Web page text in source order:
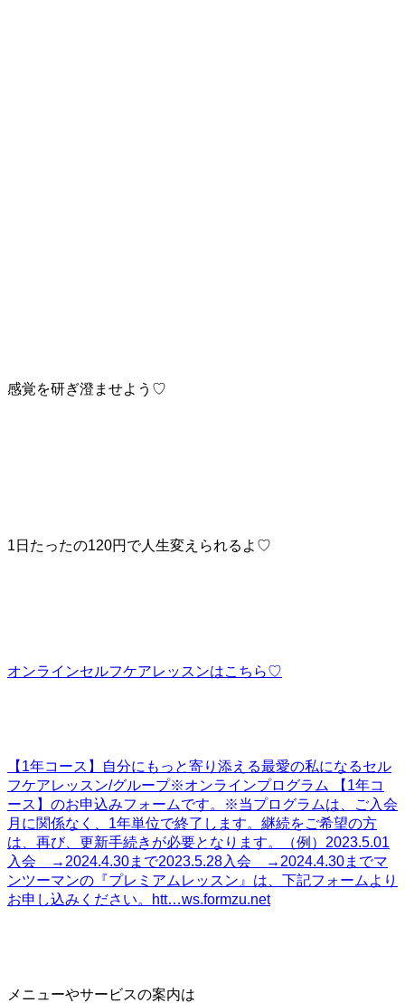
感覚を研ぎ澄ませよう♡
1日たったの120円で人生変えられるよ♡
オンラインセルフケアレッスンはこちら♡
【1年コース】自分にもっと寄り添える最愛の私になるセル
フケアレッスン/グループ※オンラインプログラム 【1年コ
ース】のお申込みフォームです。※当プログラムは、ご入会
月に関係なく、1年単位で終了します。継続をご希望の方
は、再び、更新手続きが必要となります。（例）2023.5.01
入会 →2024.4.30まで2023.5.28入会 →2024.4.30までマ
ンツーマンの『プレミアムレッスン』は、下記フォームより
お申し込みください。htt…ws.formzu.net
メニューやサービスの案内は